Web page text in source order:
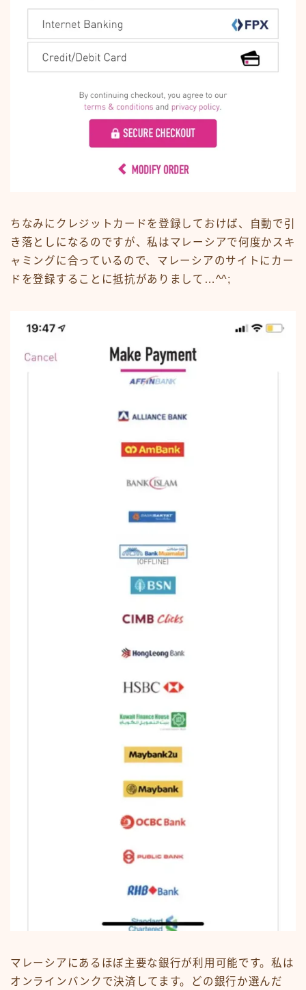
ちなみにクレジットカードを登録しておけば、自動で引
き落としになるのですが、私はマレーシアで何度かスキ
ャミングに合っているので、マレーシアのサイトにカー
ドを登録することに抵抗がありまして…^^;
マレーシアにあるほぼ主要な銀行が利用可能です。私は
オンラインバンクで決済してます。どの銀行か選んだ